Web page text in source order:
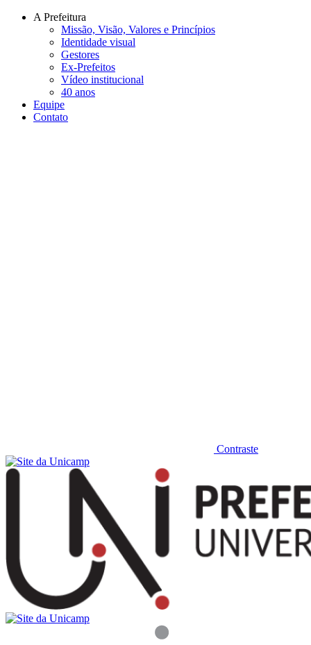
Conteúdo principal
A Prefeitura
Missão, Visão, Valores e Princípios
Identidade visual
Gestores
Ex-Prefeitos
Vídeo institucional
40 anos
Equipe
Contato
Contraste